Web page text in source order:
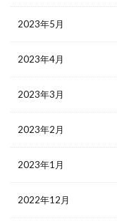
2023年5月
2023年4月
2023年3月
2023年2月
2023年1月
2022年12月